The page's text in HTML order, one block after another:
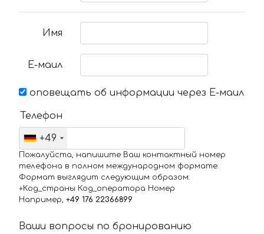
Имя
Е-маил
оповещать об информации через Е-маил
Телефон
+49
Пожалуйста, напишите Ваш контактный номер
телефона в полном международном формате.
Формат выглядит следующим образом:
+Код_страны Код_оператора Номер
Например, +49 176 22366899
Ваши вопросы по бронированию